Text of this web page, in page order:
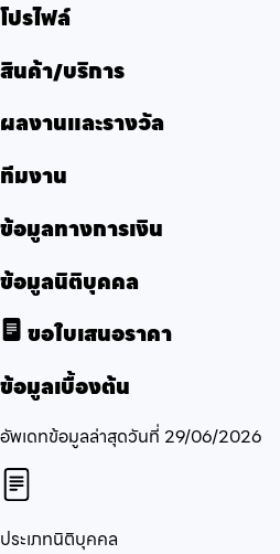
โปรไฟล์
สินค้า/บริการ
ผลงานและรางวัล
ทีมงาน
ข้อมูลทางการเงิน
ข้อมูลนิติบุคคล
ขอใบเสนอราคา
ข้อมูลเบื้องต้น
อัพเดทข้อมูลล่าสุดวันที่ 29/06/2026
ประเภทนิติบุคคล